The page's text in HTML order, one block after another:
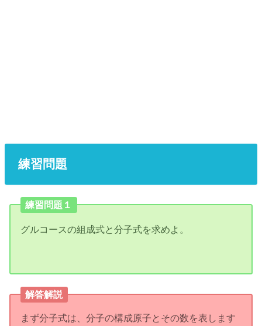
練習問題
練習問題１
グルコースの組成式と分子式を求めよ。
解答解説
まず分子式は、分子の構成原子とその数を表します